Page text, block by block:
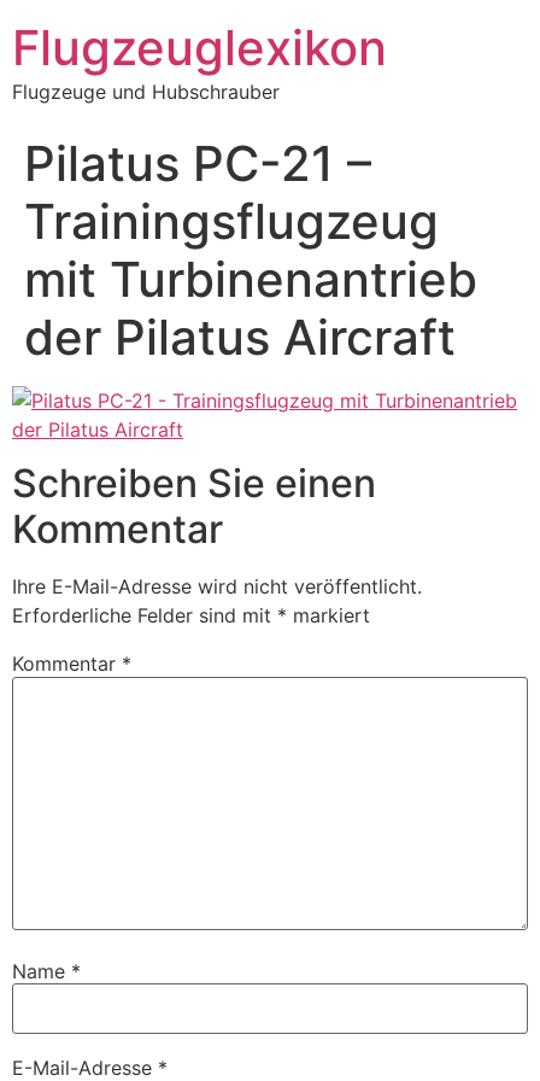
Inhalt
springen
Flugzeuglexikon
Flugzeuge und Hubschrauber
Pilatus PC-21 –
Trainingsflugzeug
mit Turbinenantrieb
der Pilatus Aircraft
Schreiben Sie einen
Kommentar
Ihre E-Mail-Adresse wird nicht veröffentlicht.
Erforderliche Felder sind mit * markiert
Kommentar *
Name *
E-Mail-Adresse *